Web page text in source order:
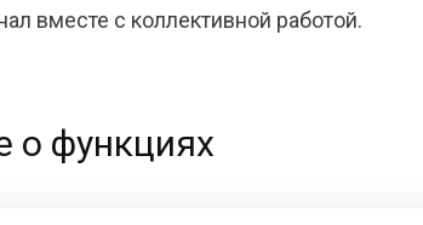
вместе с коллективной работой.
о функциях